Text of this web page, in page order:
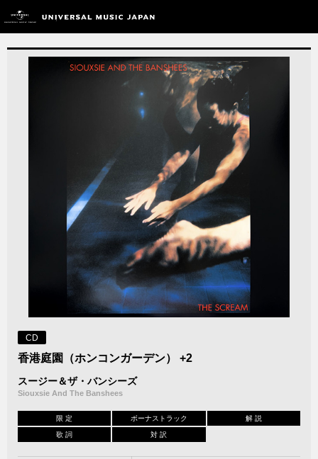
CD
香港庭園（ホンコンガーデン） +2
スージー＆ザ・バンシーズ
Siouxsie And The Banshees
限 定 ボーナストラック 解 説
歌 詞 対 訳